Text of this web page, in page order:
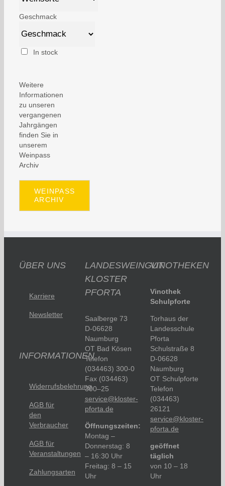
Geschmack
In stock
Weitere
Informationen
zu unseren
vergangenen
Jahrgängen
finden Sie in
unserem
Weinpass
Archiv
WEINPASS
ARCHIV
ÜBER UNS
Karriere
Newsletter
INFORMATIONEN
Widerrufsbelehrung
AGB für
den
Verbraucher
AGB für
Veranstaltungen
Zahlungsarten
LANDESWEINGUT
KLOSTER
PFORTA
Saalberge 73
D-06628
Naumburg
OT Bad Kösen
Telefon
(034463) 300-0
Fax (034463)
300–25
service@kloster-
pforta.de
Öffnungszeiten:
Montag –
Donnerstag: 8
– 16:30 Uhr
Freitag: 8 – 15
Uhr
VINOTHEKEN
Vinothek
Schulpforte
Torhaus der
Landesschule
Pforta
Schulstraße 8
D-06628
Naumburg
OT Schulpforte
Telefon
(034463)
26121
service@kloster-
pforta.de
geöffnet
täglich
von 10 – 18
Uhr